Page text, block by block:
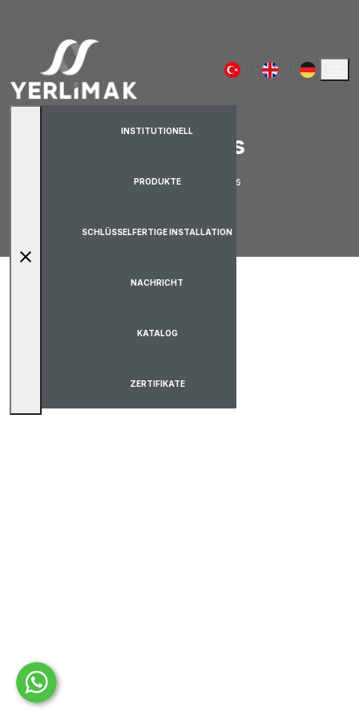
close
INSTITUTIONELL
PRODUKTE
SCHLÜSSELFERTIGE INSTALLATION
NACHRICHT
KATALOG
ZERTIFIKATE
Downloads
Startseite Downloads